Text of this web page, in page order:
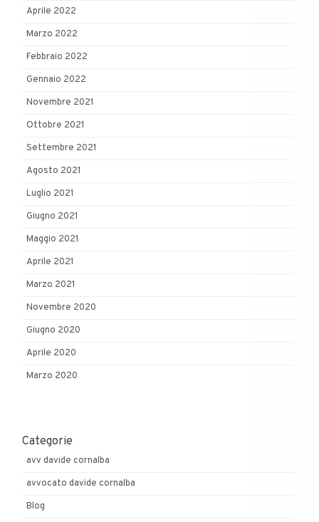
Aprile 2022
Marzo 2022
Febbraio 2022
Gennaio 2022
Novembre 2021
Ottobre 2021
Settembre 2021
Agosto 2021
Luglio 2021
Giugno 2021
Maggio 2021
Aprile 2021
Marzo 2021
Novembre 2020
Giugno 2020
Aprile 2020
Marzo 2020
Categorie
avv davide cornalba
avvocato davide cornalba
Blog